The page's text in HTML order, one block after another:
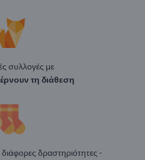
συλλογές με
τη διάθεση
διάφορες δραστηριότητες -